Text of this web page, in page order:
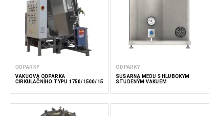
ODPARKY
VAKUOVÁ ODPARKA
CIRKULAČNÍHO TYPU 1750/1500/15
ODPARKY
SUŠÁRNA MEDU S HLUBOKÝM
STUDENÝM VAKUEM